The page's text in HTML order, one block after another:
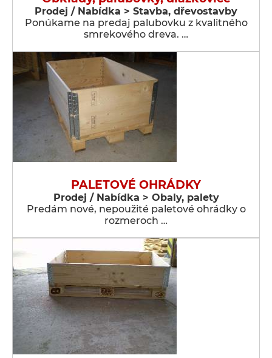
Prodej / Nabídka > Stavba, dřevostavby
Ponúkame na predaj palubovku z kvalitného
smrekového dreva. …
PALETOVÉ OHRÁDKY
Prodej / Nabídka > Obaly, palety
Predám nové, nepoužité paletové ohrádky o
rozmeroch …